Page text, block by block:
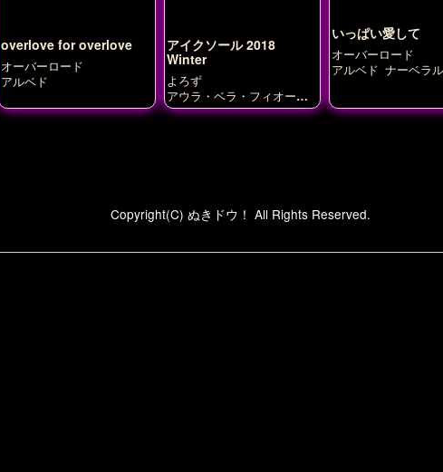
overlove for overlove
オーバーロード
アルベド
アイクソール 2018
Winter
よろず
アウラ・ベラ・フィオーラ
アクア アルベド キズナア
イ クリス フランチェス
いっぱい愛して
オーバーロード
アルベド ナーベラ
Copyright(C) ぬきドウ！ All Rights Reserved.